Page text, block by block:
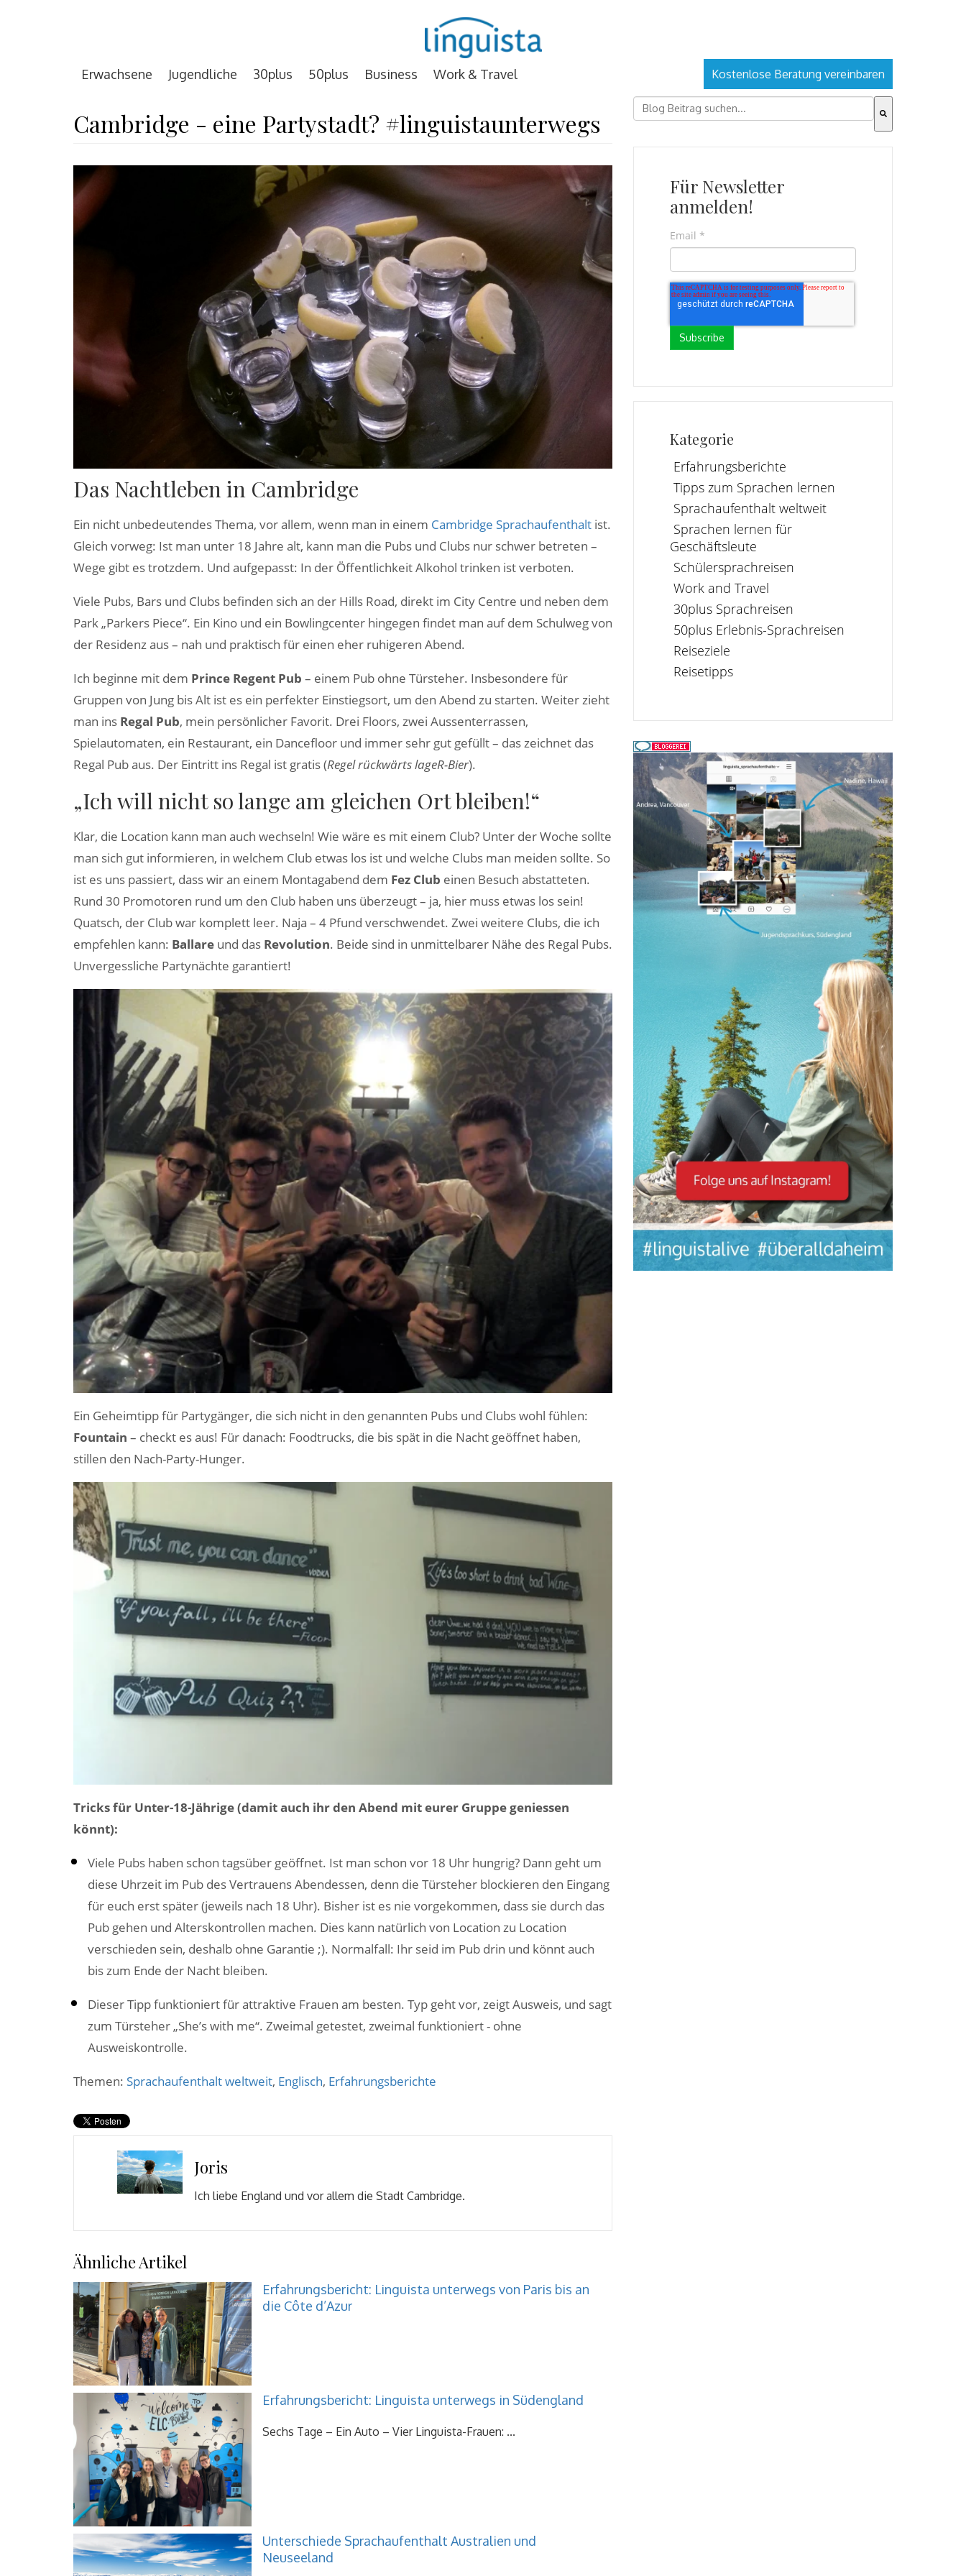
Erwachsene Jugendliche 30plus 50plus Business Work & Travel Kostenlose Beratung vereinbaren
Cambridge - eine Partystadt? #linguistaunterwegs
Das Nachtleben in Cambridge
Ein nicht unbedeutendes Thema, vor allem, wenn man in einem Cambridge Sprachaufenthalt ist.
Gleich vorweg: Ist man unter 18 Jahre alt, kann man die Pubs und Clubs nur schwer betreten –
Wege gibt es trotzdem. Und aufgepasst: In der Öffentlichkeit Alkohol trinken ist verboten.
Viele Pubs, Bars und Clubs befinden sich an der Hills Road, direkt im City Centre und neben dem
Park „Parkers Piece“. Ein Kino und ein Bowlingcenter hingegen findet man auf dem Schulweg von
der Residenz aus – nah und praktisch für einen eher ruhigeren Abend.
Ich beginne mit dem Prince Regent Pub – einem Pub ohne Türsteher. Insbesondere für
Gruppen von Jung bis Alt ist es ein perfekter Einstiegsort, um den Abend zu starten. Weiter zieht
man ins Regal Pub, mein persönlicher Favorit. Drei Floors, zwei Aussenterrassen,
Spielautomaten, ein Restaurant, ein Dancefloor und immer sehr gut gefüllt – das zeichnet das
Regal Pub aus. Der Eintritt ins Regal ist gratis (Regel rückwärts lageR-Bier).
„Ich will nicht so lange am gleichen Ort bleiben!“
Klar, die Location kann man auch wechseln! Wie wäre es mit einem Club? Unter der Woche sollte
man sich gut informieren, in welchem Club etwas los ist und welche Clubs man meiden sollte. So
ist es uns passiert, dass wir an einem Montagabend dem Fez Club einen Besuch abstatteten.
Rund 30 Promotoren rund um den Club haben uns überzeugt – ja, hier muss etwas los sein!
Quatsch, der Club war komplett leer. Naja – 4 Pfund verschwendet. Zwei weitere Clubs, die ich
empfehlen kann: Ballare und das Revolution. Beide sind in unmittelbarer Nähe des Regal Pubs.
Unvergessliche Partynächte garantiert!
Ein Geheimtipp für Partygänger, die sich nicht in den genannten Pubs und Clubs wohl fühlen:
Fountain – checkt es aus! Für danach: Foodtrucks, die bis spät in die Nacht geöffnet haben,
stillen den Nach-Party-Hunger.
Tricks für Unter-18-Jährige (damit auch ihr den Abend mit eurer Gruppe geniessen
könnt):
Viele Pubs haben schon tagsüber geöffnet. Ist man schon vor 18 Uhr hungrig? Dann geht um
diese Uhrzeit im Pub des Vertrauens Abendessen, denn die Türsteher blockieren den Eingang
für euch erst später (jeweils nach 18 Uhr). Bisher ist es nie vorgekommen, dass sie durch das
Pub gehen und Alterskontrollen machen. Dies kann natürlich von Location zu Location
verschieden sein, deshalb ohne Garantie ;). Normalfall: Ihr seid im Pub drin und könnt auch
bis zum Ende der Nacht bleiben.
Dieser Tipp funktioniert für attraktive Frauen am besten. Typ geht vor, zeigt Ausweis, und sagt
zum Türsteher „She’s with me“. Zweimal getestet, zweimal funktioniert - ohne
Ausweiskontrolle.
Themen: Sprachaufenthalt weltweit, Englisch, Erfahrungsberichte
Joris
Ich liebe England und vor allem die Stadt Cambridge.
Ähnliche Artikel
Erfahrungsbericht: Linguista unterwegs von Paris bis an
die Côte d’Azur
Erfahrungsbericht: Linguista unterwegs in Südengland
Sechs Tage – Ein Auto – Vier Linguista-Frauen: ...
Unterschiede Sprachaufenthalt Australien und
Neuseeland
Dies ist ein Suchfeld mit einer automatischen
Für Newsletter
anmelden!
Email *
Kategorie
Erfahrungsberichte
Tipps zum Sprachen lernen
Sprachaufenthalt weltweit
Sprachen lernen für
Geschäftsleute
Schülersprachreisen
Work and Travel
30plus Sprachreisen
50plus Erlebnis-Sprachreisen
Reiseziele
Reisetipps